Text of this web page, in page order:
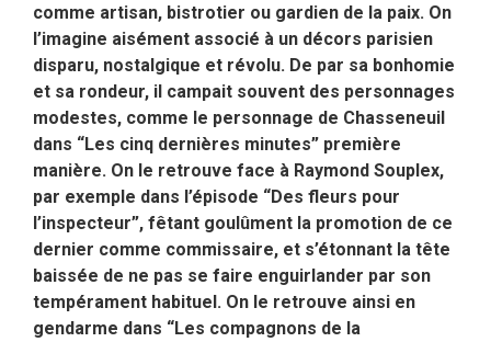
comme artisan, bistrotier ou gardien de la paix. On
l’imagine aisément associé à un décors parisien
disparu, nostalgique et révolu. De par sa bonhomie
et sa rondeur, il campait souvent des personnages
modestes, comme le personnage de Chasseneuil
dans “Les cinq dernières minutes” première
manière. On le retrouve face à Raymond Souplex,
par exemple dans l’épisode “Des fleurs pour
l’inspecteur”, fêtant goulûment la promotion de ce
dernier comme commissaire, et s’étonnant la tête
baissée de ne pas se faire enguirlander par son
tempérament habituel. On le retrouve ainsi en
gendarme dans “Les compagnons de la